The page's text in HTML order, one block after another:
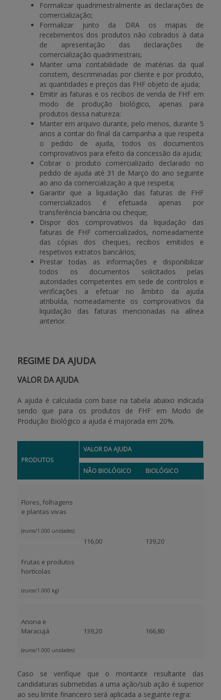
Formalizar quadrimestralmente as declarações de
comercialização;
Formalizar junto da DRA os mapas de
recebimentos dos produtos não cobrados à data
de apresentação das declarações de
comercialização quadrimestrais;
Manter uma contabilidade de matérias da qual
constem, descriminadas por cliente e por produto,
as quantidades e preços das FHF objeto de ajuda;
Emitir as faturas e os recibos de venda de FHF em
modo de produção biológico, apenas para
produtos dessa natureza;
Manter em arquivo durante, pelo menos, durante 5
anos a contar do final da campanha a que respeita
o pedido de ajuda, todos os documentos
comprovativos para efeito da concessão da ajuda;
Cobrar o produto comercializado declarado no
pedido de ajuda até 31 de Março do ano seguinte
ao ano da comercialização a que respeita;
Garantir que a liquidação das faturas de FHF
comercializados é efetuada apenas por
transferência bancária ou cheque;
Dispor dos comprovativos da liquidação das
faturas de FHF comercializados, nomeadamente
das cópias dos cheques, recibos emitidos e
respetivos extratos bancários;
Prestar todas as informações e disponibilizar
todos os documentos solicitados pelas
autoridades competentes em sede de controlos e
verificações a efetuar no âmbito da ajuda
atribuída, nomeadamente os comprovativos da
liquidação das faturas mencionadas na alínea
anterior.
REGIME DA AJUDA
VALOR DA AJUDA
A ajuda é calculada com base na tabela abaixo indicada
sendo que para os produtos de FHF em Modo de
Produção Biológico a ajuda é majorada em 20%.
PRODUTOS
VALOR DA AJUDA
NÃO BIOLÓGICO BIOLÓGICO
Flores, folhagens
e plantas vivas
(euros/1.000 unidades)
116,00 139,20
Frutas e produtos
hortícolas
(euros/1.000 kg)
Anona e
Maracujá
(euros/1.000 unidades)
139,20 166,80
Caso se verifique que o montante resultante das
candidaturas submetidas a uma ação/sub ação é superior
ao seu limite financeiro será aplicada a seguinte regra: